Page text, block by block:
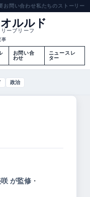
お問い合わせ私たちのストーリー
ルルド
ーブリーフ
事
お問い合
わせ
ニュースレ
ター
政治
が監修 ・